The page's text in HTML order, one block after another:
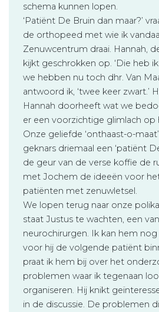
schema kunnen lopen.
‘Patiënt De Bruin dan maar?’
de orthopeed met wie ik
Zenuwcentrum draai. Hannah,
kijkt geschrokken op. ‘Die heb
we hebben nu toch dhr. Van
antwoord ik, ‘twee keer zwart.’
Hannah doorheeft wat we
er een voorzichtige glimlach op
Onze geliefde ‘onthaast-o-
geknars driemaal een ‘patiënt
de geur van de verse koffie de
met Jochem de ideeën voor
patiënten met zenuwletsel.
We lopen terug naar onze
staat Justus te wachten, een
neurochirurgen. Ik kan hem
voor hij de volgende patiënt
praat ik hem bij over het
problemen waar ik tegenaan
organiseren. Hij knikt
in de discussie. De problemen